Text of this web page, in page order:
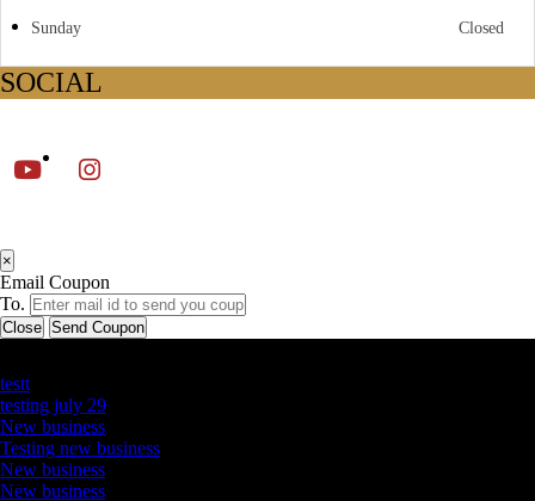
Sunday Closed
SOCIAL
×
Email Coupon
To.
Close Send Coupon
testt
testing july 29
New business
Testing new business
New business
New business